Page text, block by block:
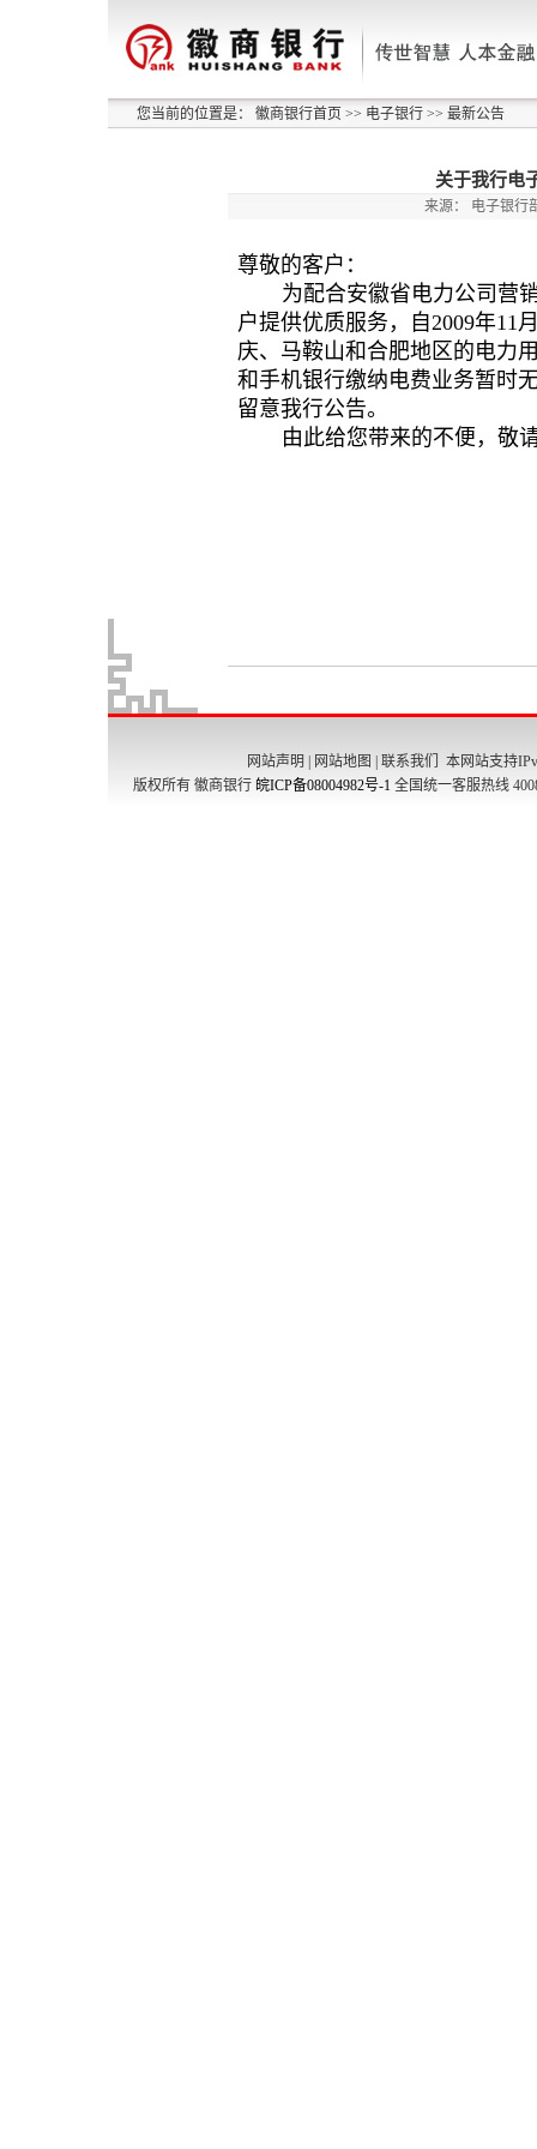
您当前的位置是： 徽商银行首页 >> 电子银行 >> 最新公告
关于我行电
来源： 电子银行
网站声明 网站地图 联系我们
本网站支持
版权所有 徽商银行 皖ICP备08004982号-1 全国统一客服热线